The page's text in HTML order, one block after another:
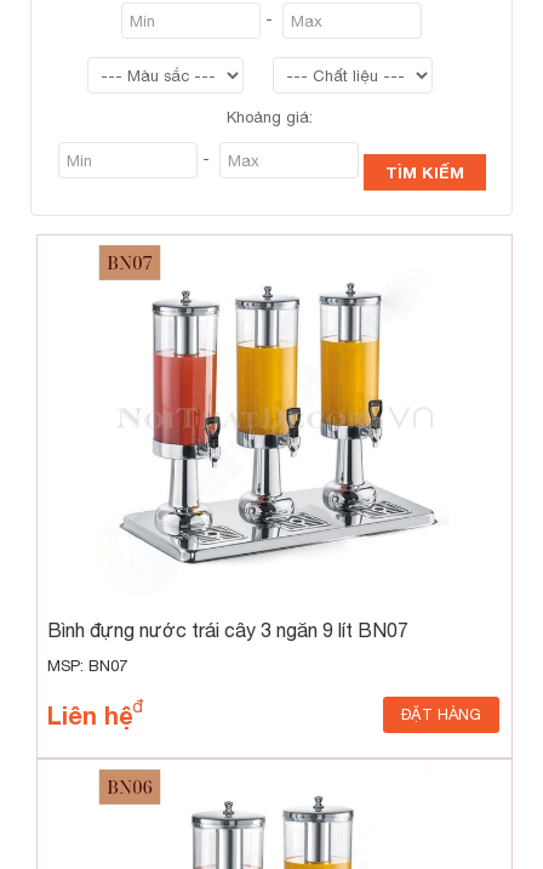
-
Khoảng giá:
-
TÌM KIẾM
Bình đựng nước trái cây 3 ngăn 9 lít BN07
MSP: BN07
Liên hệ ĐẶT HÀNG